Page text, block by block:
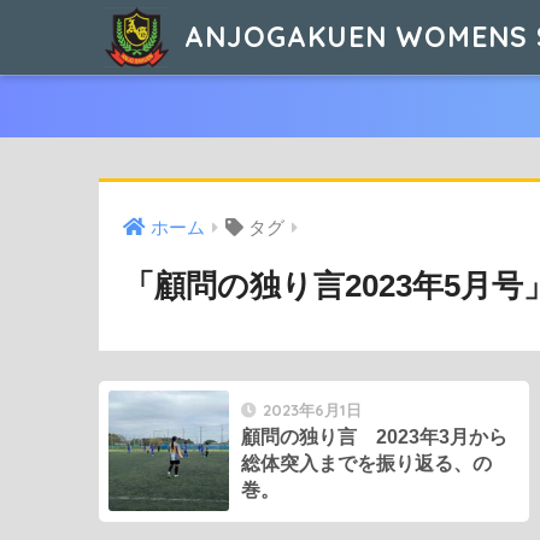
ANJOGAKUEN WOMENS
ホーム タグ
「顧問の独り言2023年5月号
2023年6月1日
顧問の独り言 2023年3月から
総体突入までを振り返る、の
巻。